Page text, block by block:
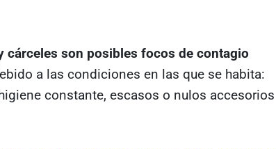
son posibles focos de contagio
a las condiciones en las que se habita:
constante, escasos o nulos accesorios